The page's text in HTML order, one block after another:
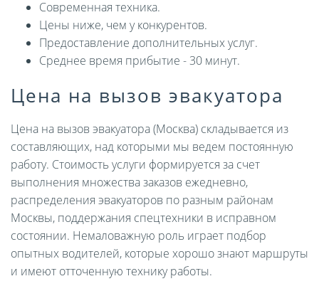
Современная техника.
Цены ниже, чем у конкурентов.
Предоставление дополнительных услуг.
Среднее время прибытие - 30 минут.
Цена на вызов эвакуатора
Цена на вызов эвакуатора (Москва) складывается из
составляющих, над которыми мы ведем постоянную
работу. Стоимость услуги формируется за счет
выполнения множества заказов ежедневно,
распределения эвакуаторов по разным районам
Москвы, поддержания спецтехники в исправном
состоянии. Немаловажную роль играет подбор
опытных водителей, которые хорошо знают маршруты
и имеют отточенную технику работы.